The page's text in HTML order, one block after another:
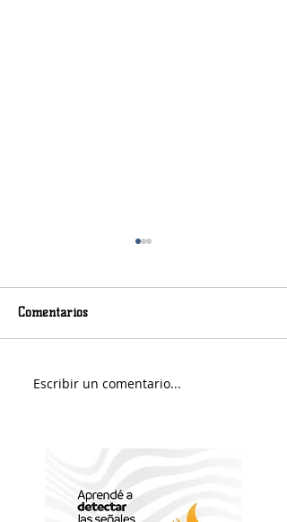
Comentarios
Escribir un comentario...